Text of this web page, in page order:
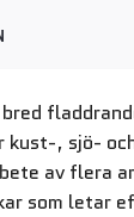
bred
kust-, sjö-
av flera
som letar